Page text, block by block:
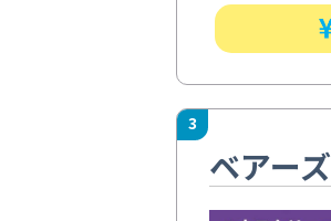
3
ベアーズ